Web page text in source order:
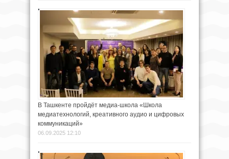
В Ташкенте пройдёт медиа-школа «Школа
медиатехнологий, креативного аудио и цифровых
коммуникаций»
06.09.2025 12:10